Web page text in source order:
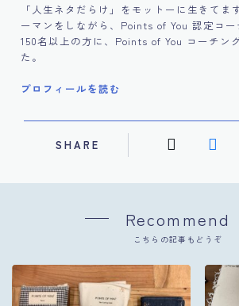
「人生ネタだらけ」をモットーに生きてま
ーマンをしながら、Points of You 認定コー
150名以上の方に、Points of You コーチン
た。
プロフィールを読む
SHARE
Recommend
こちらの記事もどうぞ